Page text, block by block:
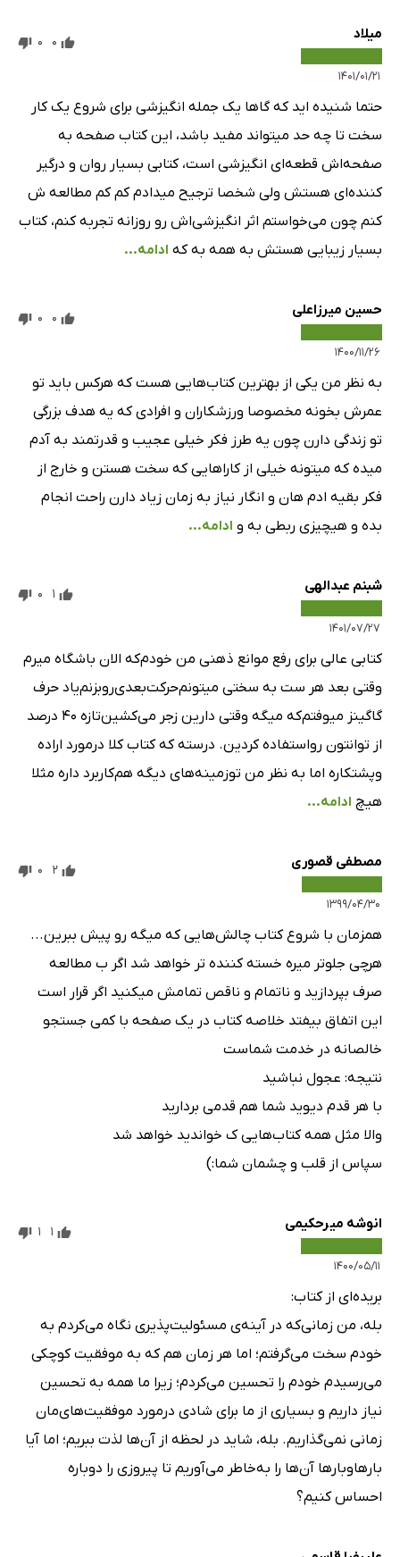
میلاد
۱۴۰۱/۰۱/۲۱
0
0
حتما شنیده اید که گاها یک جمله انگیزشی برای شروع یک کار
سخت تا چه حد میتواند مفید باشد، این کتاب صفحه به
صفحه‌اش قطعه‌ای انگیزشی است، کتابی بسیار روان و درگیر
کننده‌ای هستش ولی شخصا ترجیح میدادم کم کم مطالعه ش
کنم چون می‌خواستم اثر انگیزشی‌اش رو روزانه تجربه کنم، کتاب
بسیار زیبایی هستش به همه به که ادامه...
حسین میرزاعلی
۱۴۰۰/۱۱/۲۶
0
0
به نظر من یکی از بهترین کتاب‌هایی هست که هرکس باید تو
عمرش بخونه مخصوصا ورزشکاران و افرادی که یه هدف بزرگی
تو زندگی دارن چون یه طرز فکر خیلی عجیب و قدرتمند به آدم
میده که میتونه خیلی از کاراهایی که سخت هستن و خارج از
فکر بقیه ادم هان و انگار نیاز به زمان زیاد دارن راحت انجام
بده و هیچیزی ربطی به و ادامه...
شبنم عبدالهی
۱۴۰۱/۰۷/۲۷
1
0
کتابی عالی برای رفع موانع ذهنی من خودم‌که الان باشگاه میرم
وقتی بعد هر ست به سختی میتونم‌حرکت‌بعدی‌رو‌بزنم‌یاد حرف
گاگینز میوفتم‌که میگه وقتی دارین زجر می‌کشین‌تازه ۴۰ درصد
از توانتون رو‌استفاده کردین. درسته که کتاب کلا در‌مورد اراده
و‌پشتکاره اما به نظر من تو‌زمینه‌های دیگه هم‌کاربرد داره مثلا
هیچ ادامه...
مصطفی قصوری
۱۳۹۹/۰۴/۳۰
2
0
همزمان با شروع کتاب چالش‌هایی که میگه رو پیش ببرین...
هرچی جلوتر میره خسته کننده تر خواهد شد اگر ب مطالعه
صرف بپردازید و ناتمام و ناقص تمامش میکنید اگر قرار است
این اتفاق بیفتد خلاصه کتاب در یک صفحه با کمی جستجو
خالصانه در خدمت شماست
نتیجه: عجول نباشید
با هر قدم دیوید شما هم قدمی بردارید
والا مثل همه کتاب‌هایی ک خواندید خواهد شد
سپاس از قلب و چشمان شما:)
انوشه میرحکیمی
۱۴۰۰/۰۵/۱۱
1
1
بریده‌ای از کتاب:
بله، من زمانی‌که در آینه‌ی مسئولیت‌پذیری نگاه می‌کردم به
خودم سخت می‌گرفتم؛ اما هر زمان هم که به موفقیت کوچکی
می‌رسیدم خودم را تحسین می‌کردم؛ زیرا ما همه به تحسین
نیاز داریم و بسیاری از ما برای شادی درمورد موفقیت‌های‌مان
زمانی نمی‌گذاریم. بله، شاید در لحظه از آن‌ها لذت ببریم؛ اما آیا
بارهاوبارها آن‌ها را به‌خاطر می‌آوریم تا پیروزی را دوباره
احساس کنیم؟